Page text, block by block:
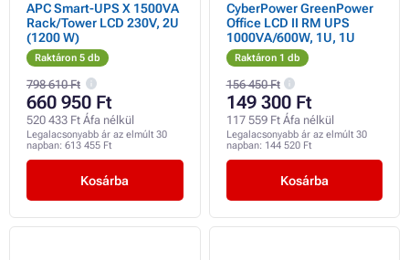
APC Smart-UPS X 1500VA
Rack/Tower LCD 230V, 2U
(1200 W)
Raktáron 5 db
798 610 Ft
660 950 Ft
520 433 Ft Áfa nélkül
Legalacsonyabb ár az elmúlt 30
napban: 613 455 Ft
Kosárba
CyberPower GreenPower
Office LCD II RM UPS
1000VA/600W, 1U, 1U
Raktáron 1 db
156 450 Ft
149 300 Ft
117 559 Ft Áfa nélkül
Legalacsonyabb ár az elmúlt 30
napban: 144 520 Ft
Kosárba